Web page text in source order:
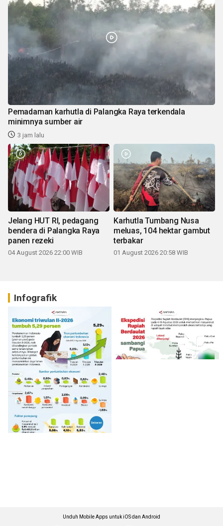
Pemadaman karhutla di Palangka Raya terkendala
minimnya sumber air
3 jam lalu
Jelang HUT RI, pedagang
bendera di Palangka Raya
panen rezeki
04 August 2026 22:00 WIB
Karhutla Tumbang Nusa
meluas, 104 hektar gambut
terbakar
01 August 2026 20:58 WIB
Infografik
Unduh Mobile Apps untuk iOS dan Android